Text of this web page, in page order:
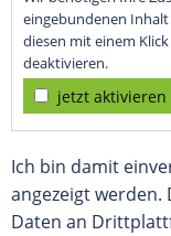
eingebundenen Inhalt
diesen mit einem
deaktivieren.
jetzt aktivieren
Ich bin damit
angezeigt
Daten an